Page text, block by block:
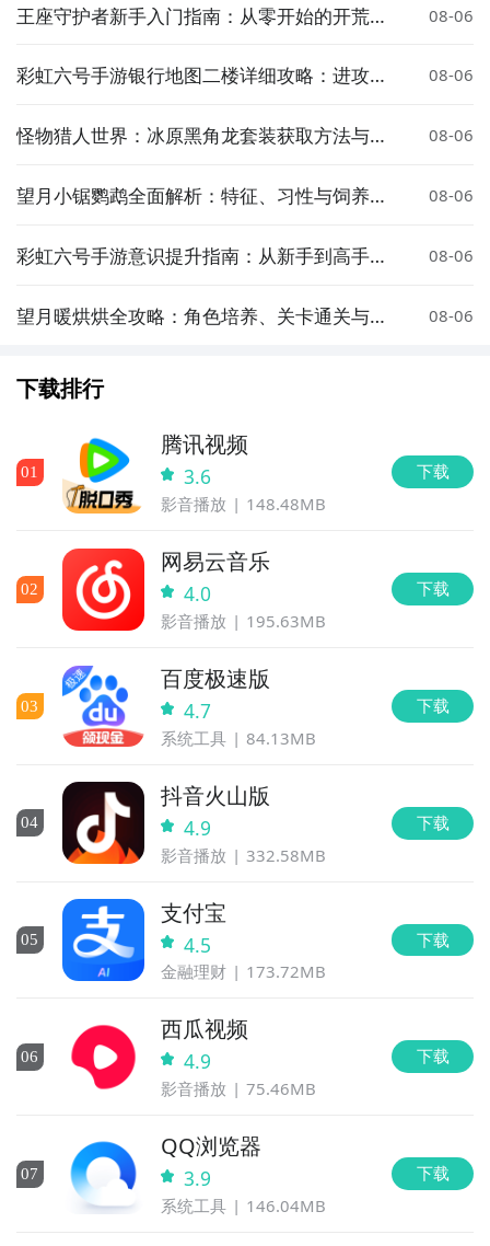
王座守护者新手入门指南：从零开始的开荒全
08-06
彩虹六号手游银行地图二楼详细攻略：进攻与
08-06
怪物猎人世界：冰原黑角龙套装获取方法与详
08-06
望月小锯鹦鹉全面解析：特征、习性与饲养指
08-06
彩虹六号手游意识提升指南：从新手到高手的
08-06
望月暖烘烘全攻略：角色培养、关卡通关与资
08-06
下载排行
01
腾讯视频
3.6
影音播放 148.48MB
下载
02
网易云音乐
4.0
影音播放 195.63MB
下载
03
百度极速版
4.7
系统工具 84.13MB
下载
04
抖音火山版
4.9
影音播放 332.58MB
下载
05
支付宝
4.5
金融理财 173.72MB
下载
06
西瓜视频
4.9
影音播放 75.46MB
下载
07
QQ浏览器
3.9
系统工具 146.04MB
下载